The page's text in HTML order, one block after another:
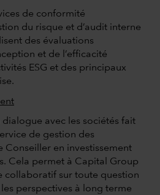
de conformité
du risque et d’audit interne
des évaluations
et de l’efficacité
ESG et des principaux
dialogue avec les sociétés fait
de gestion des
Conseiller en investissement
Cela permet à Capital Group
collaboratif sur toute question
perspectives à long terme